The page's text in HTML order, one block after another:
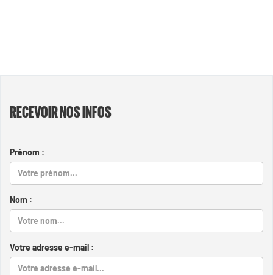
RECEVOIR NOS INFOS
Prénom :
Nom :
Votre adresse e-mail :